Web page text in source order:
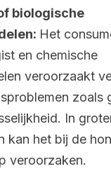
biologische
Het
en chemische
veroorzaakt
zoals
In
kan het bij de
veroorzaken.